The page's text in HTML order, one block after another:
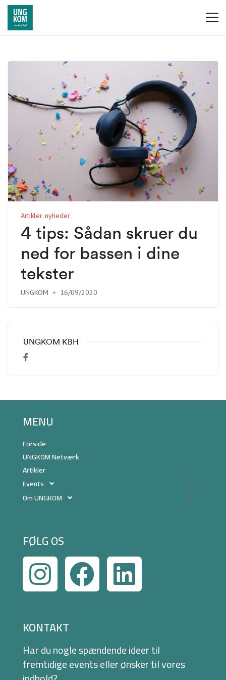
Artikler nyheder
4 tips: Sådan skruer du
ned for bassen i dine
tekster
UNGKOM 16/09/2020
UNGKOM KBH
MENU
Forside
UNGKOM Netværk
Artikler
Events
Om UNGKOM
FØLG OS
KONTAKT
Har du nogle spændende ideer til
fremtidige events eller ønsker til vores